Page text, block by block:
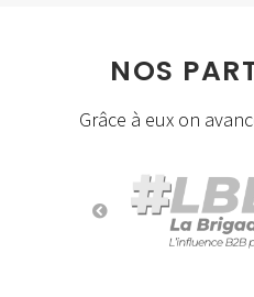
NOS
Grâce à eux on